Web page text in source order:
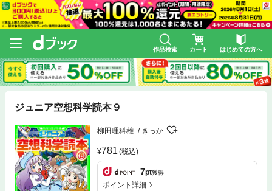
作品検索 カート はじめての方へ
ジュニア空想科学読本９
柳田理科雄 きっか
781 (税込)
7pt獲得
ポイント詳細